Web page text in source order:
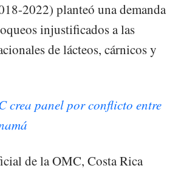
2022) planteó una demanda
injustificados a las
de lácteos, cárnicos y
crea panel por conflicto entre
de la OMC, Costa Rica